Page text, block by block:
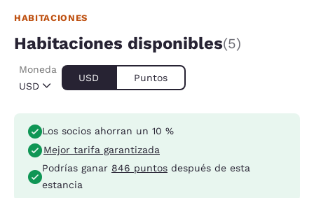
HABITACIONES
Habitaciones disponibles(5)
USD
Moneda
USD Puntos
Los socios ahorran un 10 %
Mejor tarifa garantizada
Podrías ganar 846 puntos después de esta
estancia